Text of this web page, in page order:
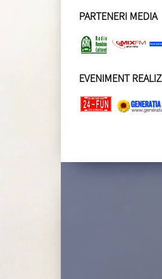
PARTENERI MEDIA
EVENIMENT